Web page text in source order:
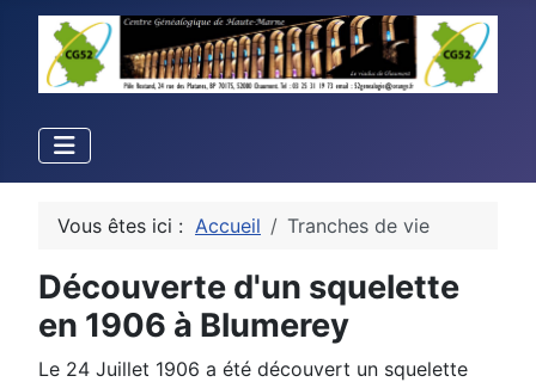
Vous êtes ici : Accueil Tranches de vie
Découverte d'un squelette
en 1906 à Blumerey
Le 24 Juillet 1906 a été découvert un squelette